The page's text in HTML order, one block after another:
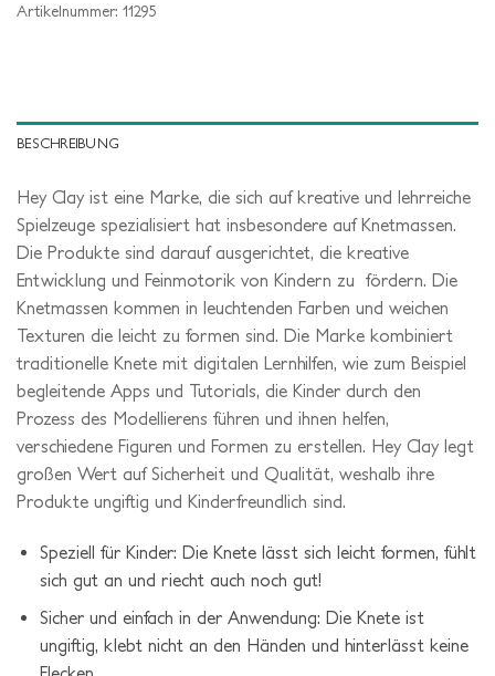
Artikelnummer: 11295
BESCHREIBUNG
Hey Clay ist eine Marke, die sich auf kreative und lehrreiche
Spielzeuge spezialisiert hat insbesondere auf Knetmassen.
Die Produkte sind darauf ausgerichtet, die kreative
Entwicklung und Feinmotorik von Kindern zu fördern. Die
Knetmassen kommen in leuchtenden Farben und weichen
Texturen die leicht zu formen sind. Die Marke kombiniert
traditionelle Knete mit digitalen Lernhilfen, wie zum Beispiel
begleitende Apps und Tutorials, die Kinder durch den
Prozess des Modellierens führen und ihnen helfen,
verschiedene Figuren und Formen zu erstellen. Hey Clay legt
großen Wert auf Sicherheit und Qualität, weshalb ihre
Produkte ungiftig und Kinderfreundlich sind.
Speziell für Kinder: Die Knete lässt sich leicht formen, fühlt
sich gut an und riecht auch noch gut!
Sicher und einfach in der Anwendung: Die Knete ist
ungiftig, klebt nicht an den Händen und hinterlässt keine